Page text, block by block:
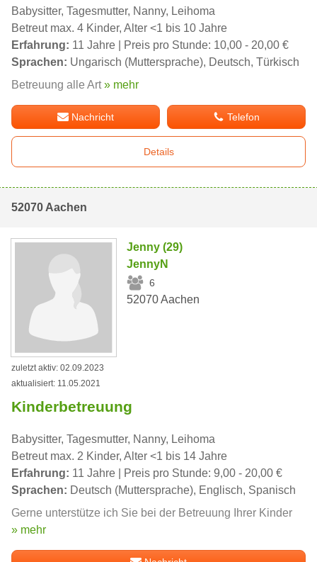
Babysitter, Tagesmutter, Nanny, Leihoma
Betreut max. 4 Kinder, Alter <1 bis 10 Jahre
Erfahrung: 11 Jahre | Preis pro Stunde: 10,00 - 20,00 €
Sprachen: Ungarisch (Muttersprache), Deutsch, Türkisch
Betreuung alle Art» mehr
Nachricht Telefon
Details
52070 Aachen
Jenny (29)
JennyN
6
52070 Aachen
zuletzt aktiv: 02.09.2023
aktualisiert: 11.05.2021
Kinderbetreuung
Babysitter, Tagesmutter, Nanny, Leihoma
Betreut max. 2 Kinder, Alter <1 bis 14 Jahre
Erfahrung: 11 Jahre | Preis pro Stunde: 9,00 - 20,00 €
Sprachen: Deutsch (Muttersprache), Englisch, Spanisch
Gerne unterstütze ich Sie bei der Betreuung Ihrer Kinder
» mehr